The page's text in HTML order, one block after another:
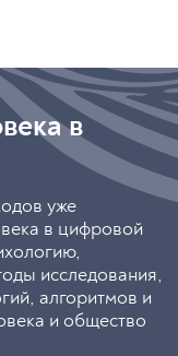
в
уже
в цифровой
исследования,
алгоритмов и
и общество